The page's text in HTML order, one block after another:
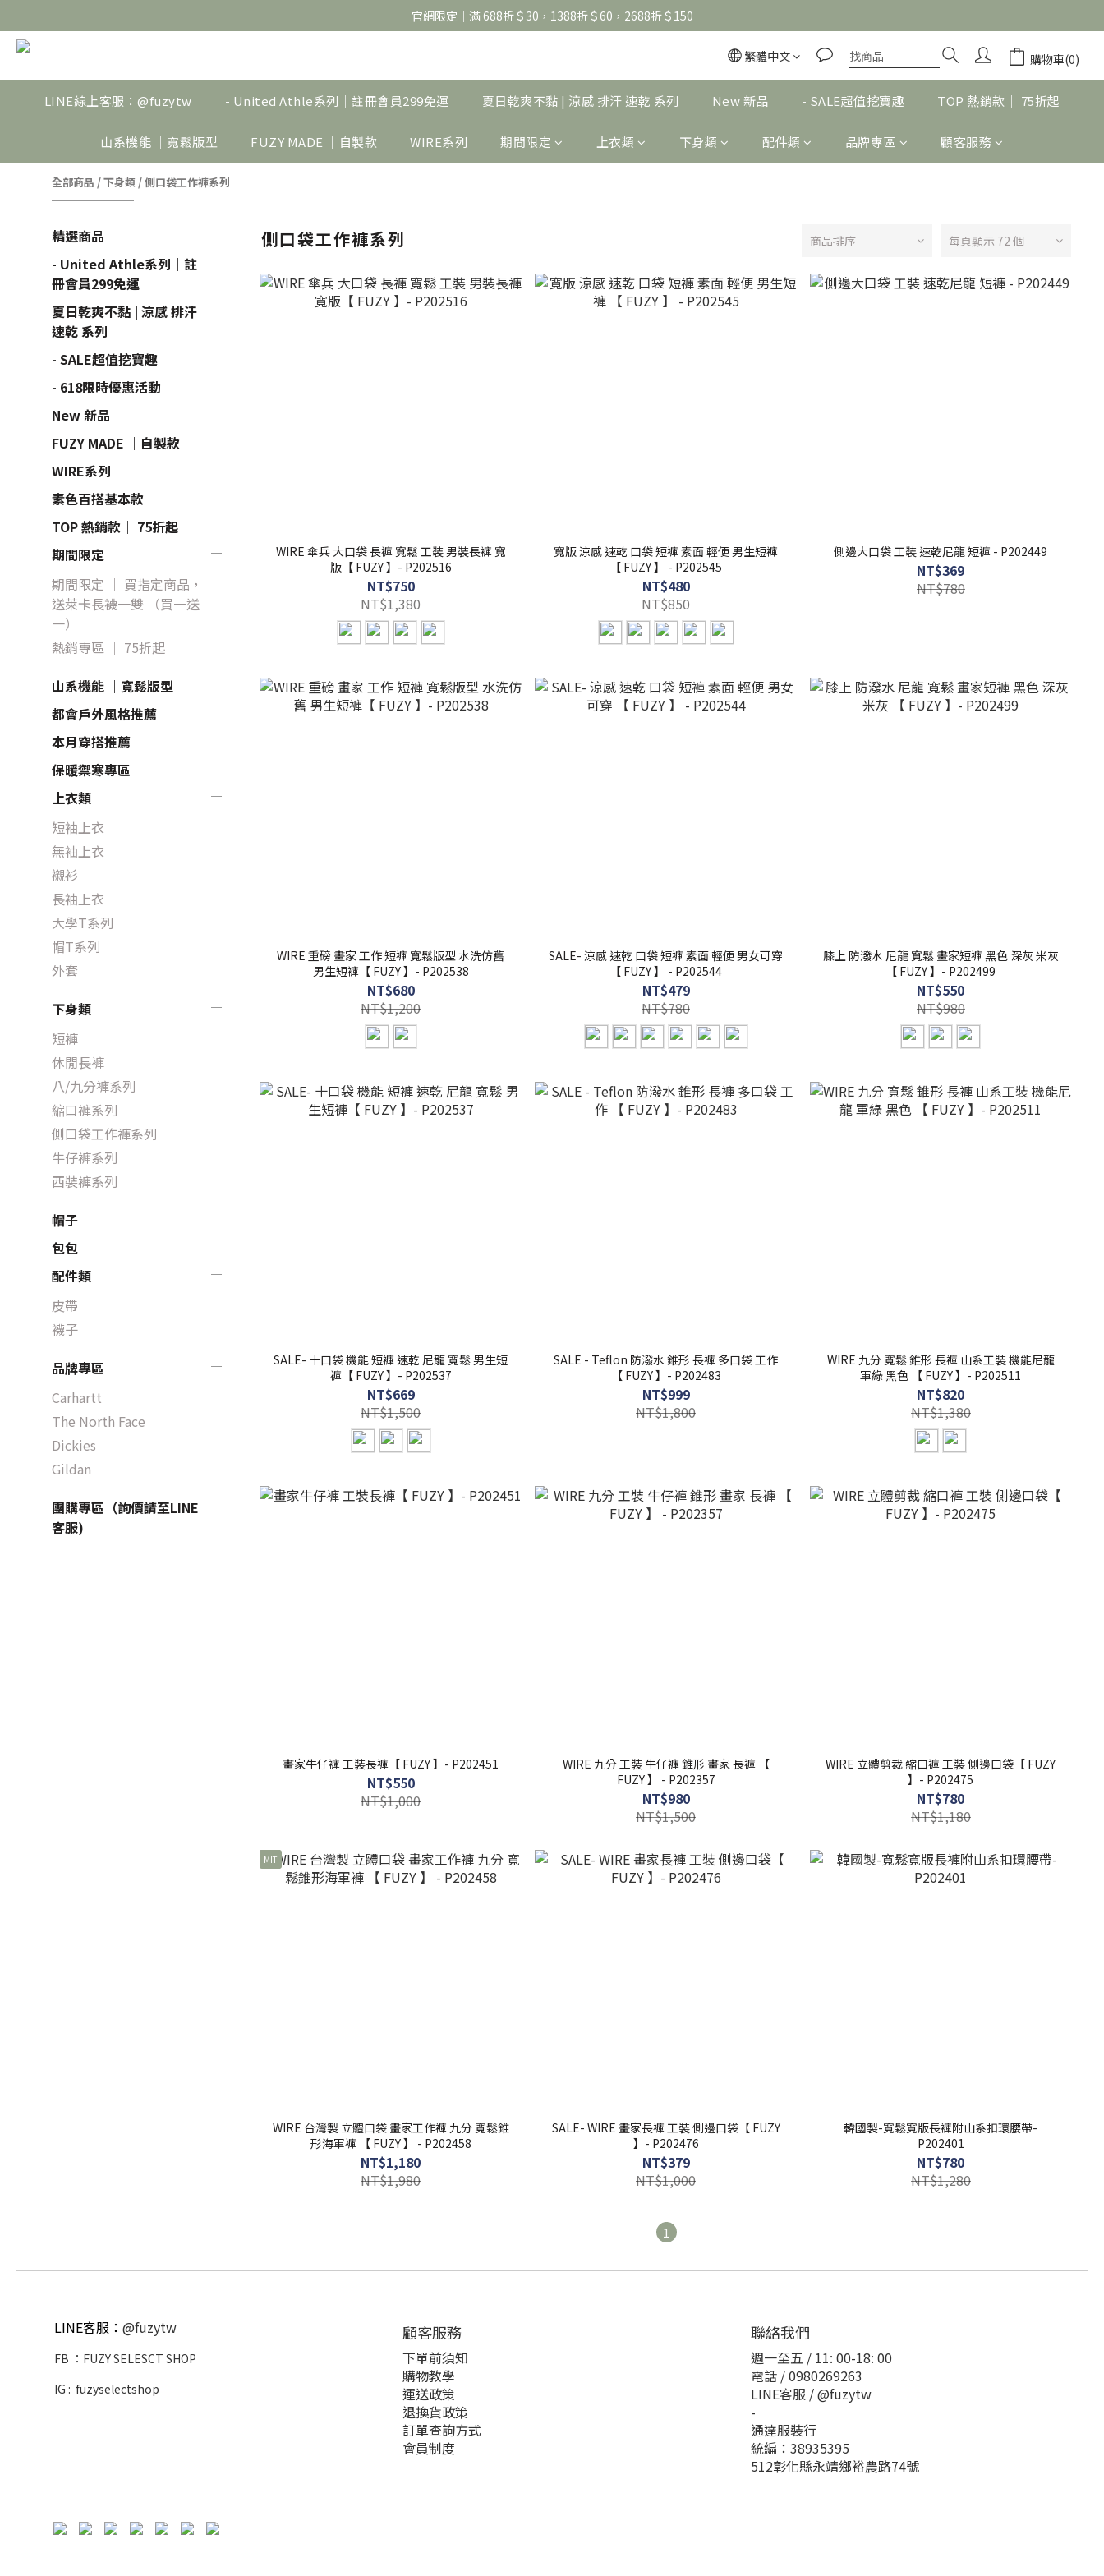
官網限定｜滿 688折＄30，1388折＄60，2688折＄150
官網限定｜滿 688折＄30，1388折＄60，2688折＄150
官網限定｜滿 688折＄30，1388折＄60，2688折＄150
繁體中文 購物車(0)
LINE線上客服：@fuzytw - United Athle系列｜註冊會員299免運 夏日乾爽不黏 | 涼感 排汗 速乾 系列 New 新品 - SALE超值挖寶趣 TOP 熱銷款｜ 75折起
山系機能 ｜寬鬆版型 FUZY MADE ｜自製款 WIRE系列 期間限定 上衣類 下身類 配件類 品牌專區 顧客服務
全部商品 /下身類 /側口袋工作褲系列
精選商品
- United Athle系列｜註
冊會員299免運
夏日乾爽不黏 | 涼感 排汗
速乾 系列
- SALE超值挖寶趣
- 618限時優惠活動
New 新品
FUZY MADE ｜自製款
WIRE系列
素色百搭基本款
TOP 熱銷款｜ 75折起
期間限定
期間限定 ｜ 買指定商品，
送萊卡長襪一雙 （買一送
一）
熱銷專區 ｜ 75折起
山系機能 ｜寬鬆版型
都會戶外風格推薦
本月穿搭推薦
保暖禦寒專區
上衣類
短袖上衣
無袖上衣
襯衫
長袖上衣
大學T系列
帽T系列
外套
下身類
短褲
休閒長褲
八/九分褲系列
縮口褲系列
側口袋工作褲系列
牛仔褲系列
西裝褲系列
帽子
包包
配件類
皮帶
襪子
品牌專區
Carhartt
The North Face
Dickies
Gildan
團購專區（詢價請至LINE
客服)
側口袋工作褲系列 商品排序 每頁顯示 72 個
WIRE 傘兵 大口袋 長褲 寬鬆 工裝 男裝長褲 寬
版【 FUZY 】- P202516
NT$750
NT$1,380
寬版 涼感 速乾 口袋 短褲 素面 輕便 男生短褲
【 FUZY 】 - P202545
NT$480
NT$850
側邊大口袋 工裝 速乾尼龍 短褲 - P202449
NT$369
NT$780
WIRE 重磅 畫家 工作 短褲 寬鬆版型 水洗仿舊
男生短褲【 FUZY 】- P202538
NT$680
NT$1,200
SALE- 涼感 速乾 口袋 短褲 素面 輕便 男女可穿
【 FUZY 】 - P202544
NT$479
NT$780
膝上 防潑水 尼龍 寬鬆 畫家短褲 黑色 深灰 米灰
【 FUZY 】- P202499
NT$550
NT$980
SALE- 十口袋 機能 短褲 速乾 尼龍 寬鬆 男生短
褲【 FUZY 】- P202537
NT$669
NT$1,500
SALE - Teflon 防潑水 錐形 長褲 多口袋 工作
【 FUZY 】- P202483
NT$999
NT$1,800
WIRE 九分 寬鬆 錐形 長褲 山系工裝 機能尼龍
軍綠 黑色 【 FUZY 】- P202511
NT$820
NT$1,380
畫家牛仔褲 工裝長褲【 FUZY 】- P202451
NT$550
NT$1,000
WIRE 九分 工裝 牛仔褲 錐形 畫家 長褲 【
FUZY 】 - P202357
NT$980
NT$1,500
WIRE 立體剪裁 縮口褲 工裝 側邊口袋【 FUZY
】- P202475
NT$780
NT$1,180
MIT
WIRE 台灣製 立體口袋 畫家工作褲 九分 寬鬆錐
形海軍褲 【 FUZY 】 - P202458
NT$1,180
NT$1,980
SALE- WIRE 畫家長褲 工裝 側邊口袋【 FUZY
】- P202476
NT$379
NT$1,000
韓國製-寬鬆寬版長褲附山系扣環腰帶-
P202401
NT$780
NT$1,280
1
LINE客服： @fuzytw
FB ： FUZY SELESCT SHOP
IG : fuzyselectshop
顧客服務
下單前須知
購物教學
運送政策
退換貨政策
訂單查詢方式
會員制度
聯絡我們
週一至五 / 11: 00-18: 00
電話 / 0980269263
LINE客服 / @fuzytw
-
通達服裝行
統編：38935395
512彰化縣永靖鄉裕農路74號